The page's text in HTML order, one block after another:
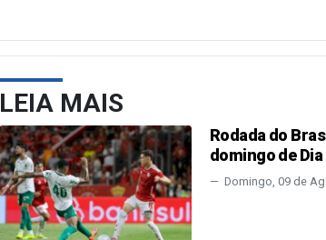
LEIA MAIS
Rodada do
domingo de
Domingo, 09 de